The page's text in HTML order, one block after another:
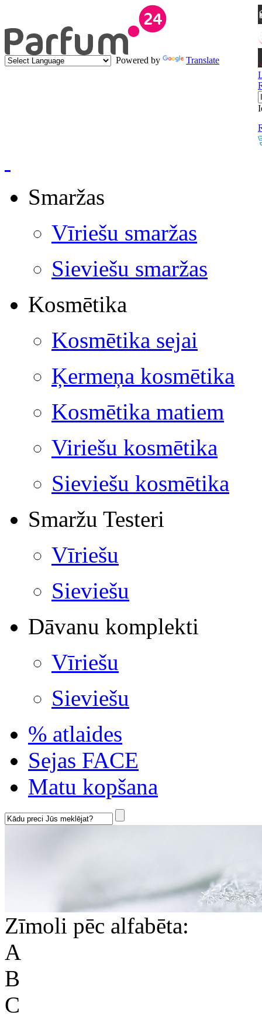
Powered by
Translate
Smaržas
Vīriešu smaržas
Sieviešu smaržas
Kosmētika
Kosmētika sejai
Ķermeņa kosmētika
Kosmētika matiem
Viriešu kosmētika
Sieviešu kosmētika
Smaržu Testeri
Vīriešu
Sieviešu
Dāvanu komplekti
Vīriešu
Sieviešu
% atlaides
Sejas FACE
Matu kopšana
Zīmoli pēc alfabēta:
A
B
C